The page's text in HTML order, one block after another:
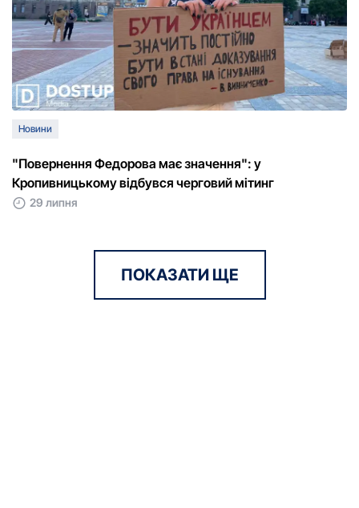
Новини
"Повернення Федорова має значення": у
Кропивницькому відбувся черговий мітинг
29 липня
ПОКАЗАТИ ЩЕ